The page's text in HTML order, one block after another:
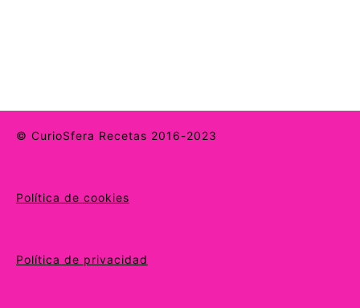
© CurioSfera Recetas 2016-2023
Política de cookies
Política de privacidad